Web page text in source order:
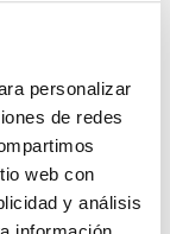
personalizar
de redes
web con
y análisis